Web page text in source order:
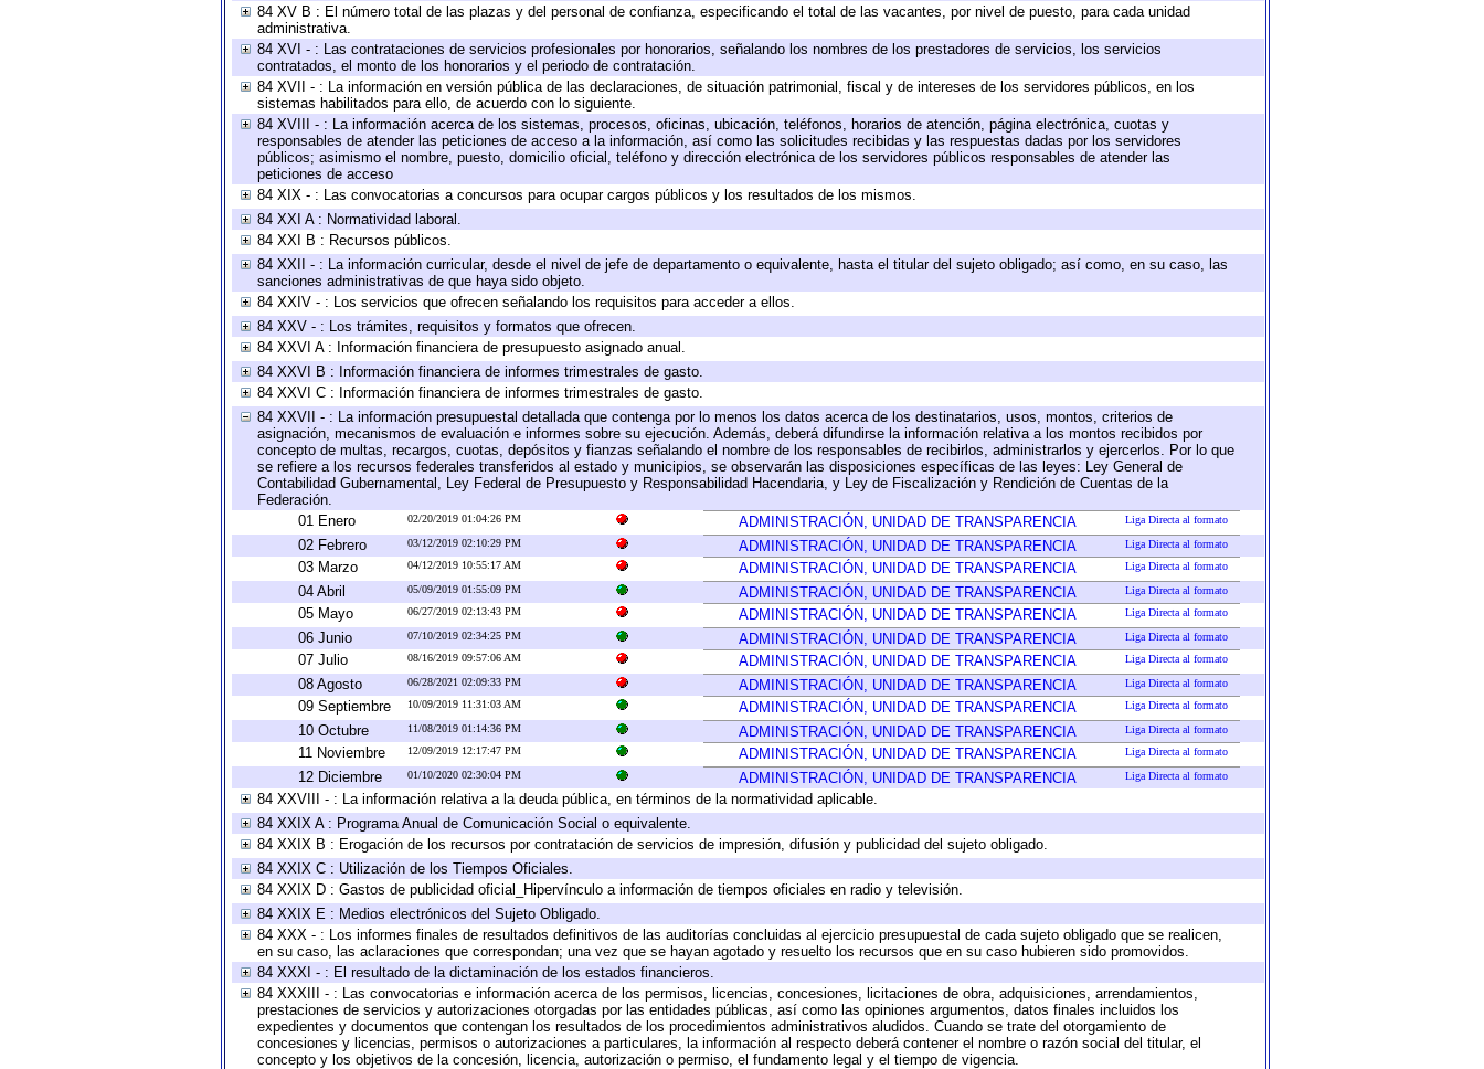
84 XV B : El número total de las plazas y del personal de confianza, especificando el total de las vacantes, por nivel de puesto, para cada unidad
administrativa.
84 XVI - : Las contrataciones de servicios profesionales por honorarios, señalando los nombres de los prestadores de servicios, los servicios
contratados, el monto de los honorarios y el periodo de contratación.
84 XVII - : La información en versión pública de las declaraciones, de situación patrimonial, fiscal y de intereses de los servidores públicos, en los
sistemas habilitados para ello, de acuerdo con lo siguiente.
84 XVIII - : La información acerca de los sistemas, procesos, oficinas, ubicación, teléfonos, horarios de atención, página electrónica, cuotas y
responsables de atender las peticiones de acceso a la información, así como las solicitudes recibidas y las respuestas dadas por los servidores
públicos; asimismo el nombre, puesto, domicilio oficial, teléfono y dirección electrónica de los servidores públicos responsables de atender las
peticiones de acceso
84 XIX - : Las convocatorias a concursos para ocupar cargos públicos y los resultados de los mismos.
84 XXI A : Normatividad laboral.
84 XXI B : Recursos públicos.
84 XXII - : La información curricular, desde el nivel de jefe de departamento o equivalente, hasta el titular del sujeto obligado; así como, en su caso, las
sanciones administrativas de que haya sido objeto.
84 XXIV - : Los servicios que ofrecen señalando los requisitos para acceder a ellos.
84 XXV - : Los trámites, requisitos y formatos que ofrecen.
84 XXVI A : Información financiera de presupuesto asignado anual.
84 XXVI B : Información financiera de informes trimestrales de gasto.
84 XXVI C : Información financiera de informes trimestrales de gasto.
84 XXVII - : La información presupuestal detallada que contenga por lo menos los datos acerca de los destinatarios, usos, montos, criterios de
asignación, mecanismos de evaluación e informes sobre su ejecución. Además, deberá difundirse la información relativa a los montos recibidos por
concepto de multas, recargos, cuotas, depósitos y fianzas señalando el nombre de los responsables de recibirlos, administrarlos y ejercerlos. Por lo que
se refiere a los recursos federales transferidos al estado y municipios, se observarán las disposiciones específicas de las leyes: Ley General de
Contabilidad Gubernamental, Ley Federal de Presupuesto y Responsabilidad Hacendaria, y Ley de Fiscalización y Rendición de Cuentas de la
Federación.
01 Enero
02/20/2019 01:04:26 PM ADMINISTRACIÓN, UNIDAD DE TRANSPARENCIA Liga Directa al formato
02 Febrero 03/12/2019 02:10:29 PM ADMINISTRACIÓN, UNIDAD DE TRANSPARENCIA Liga Directa al formato
03 Marzo 04/12/2019 10:55:17 AM ADMINISTRACIÓN, UNIDAD DE TRANSPARENCIA Liga Directa al formato
04 Abril 05/09/2019 01:55:09 PM ADMINISTRACIÓN, UNIDAD DE TRANSPARENCIA Liga Directa al formato
05 Mayo 06/27/2019 02:13:43 PM ADMINISTRACIÓN, UNIDAD DE TRANSPARENCIA Liga Directa al formato
06 Junio 07/10/2019 02:34:25 PM ADMINISTRACIÓN, UNIDAD DE TRANSPARENCIA Liga Directa al formato
07 Julio 08/16/2019 09:57:06 AM ADMINISTRACIÓN, UNIDAD DE TRANSPARENCIA Liga Directa al formato
08 Agosto 06/28/2021 02:09:33 PM ADMINISTRACIÓN, UNIDAD DE TRANSPARENCIA Liga Directa al formato
09 Septiembre 10/09/2019 11:31:03 AM ADMINISTRACIÓN, UNIDAD DE TRANSPARENCIA Liga Directa al formato
10 Octubre 11/08/2019 01:14:36 PM ADMINISTRACIÓN, UNIDAD DE TRANSPARENCIA Liga Directa al formato
11 Noviembre 12/09/2019 12:17:47 PM ADMINISTRACIÓN, UNIDAD DE TRANSPARENCIA Liga Directa al formato
12 Diciembre 01/10/2020 02:30:04 PM ADMINISTRACIÓN, UNIDAD DE TRANSPARENCIA Liga Directa al formato
84 XXVIII - : La información relativa a la deuda pública, en términos de la normatividad aplicable.
84 XXIX A : Programa Anual de Comunicación Social o equivalente.
84 XXIX B : Erogación de los recursos por contratación de servicios de impresión, difusión y publicidad del sujeto obligado.
84 XXIX C : Utilización de los Tiempos Oficiales.
84 XXIX D : Gastos de publicidad oficial_Hipervínculo a información de tiempos oficiales en radio y televisión.
84 XXIX E : Medios electrónicos del Sujeto Obligado.
84 XXX - : Los informes finales de resultados definitivos de las auditorías concluidas al ejercicio presupuestal de cada sujeto obligado que se realicen,
en su caso, las aclaraciones que correspondan; una vez que se hayan agotado y resuelto los recursos que en su caso hubieren sido promovidos.
84 XXXI - : El resultado de la dictaminación de los estados financieros.
84 XXXIII - : Las convocatorias e información acerca de los permisos, licencias, concesiones, licitaciones de obra, adquisiciones, arrendamientos,
prestaciones de servicios y autorizaciones otorgadas por las entidades públicas, así como las opiniones argumentos, datos finales incluidos los
expedientes y documentos que contengan los resultados de los procedimientos administrativos aludidos. Cuando se trate del otorgamiento de
concesiones y licencias, permisos o autorizaciones a particulares, la información al respecto deberá contener el nombre o razón social del titular, el
concepto y los objetivos de la concesión, licencia, autorización o permiso, el fundamento legal y el tiempo de vigencia.